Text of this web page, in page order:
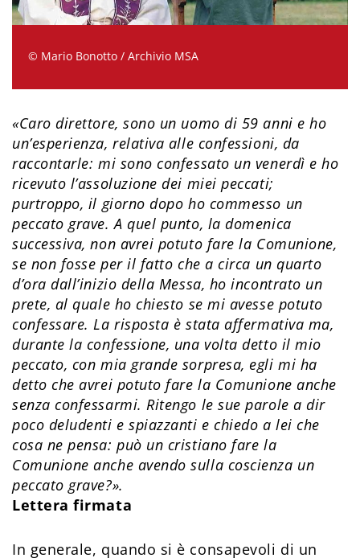
© Mario Bonotto / Archivio MSA
«Caro direttore, sono un uomo di 59 anni e ho
un’esperienza, relativa alle confessioni, da
raccontarle: mi sono confessato un venerdì e ho
ricevuto l’assoluzione dei miei peccati;
purtroppo, il giorno dopo ho commesso un
peccato grave. A quel punto, la domenica
successiva, non avrei potuto fare la Comunione,
se non fosse per il fatto che a circa un quarto
d’ora dall’inizio della Messa, ho incontrato un
prete, al quale ho chiesto se mi avesse potuto
confessare. La risposta è stata affermativa ma,
durante la confessione, una volta detto il mio
peccato, con mia grande sorpresa, egli mi ha
detto che avrei potuto fare la Comunione anche
senza confessarmi. Ritengo le sue parole a dir
poco deludenti e spiazzanti e chiedo a lei che
cosa ne pensa: può un cristiano fare la
Comunione anche avendo sulla coscienza un
peccato grave?».
Lettera firmata
In generale, quando si è consapevoli di un